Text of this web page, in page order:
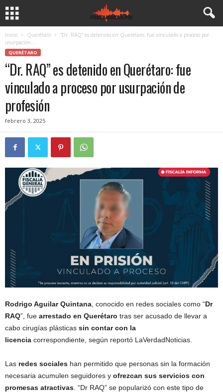
Inicio Querétaro
“Dr. RAQ” es detenido en Querétaro: fue vinculado a proceso por
usurpación...
QUERÉTARO
“Dr. RAQ” es detenido en Querétaro: fue
vinculado a proceso por usurpación de
profesión
febrero 3, 2025
Rodrigo Aguilar Quintana , conocido en redes sociales como “Dr
RAQ”, fue arrestado en Querétaro tras ser acusado de llevar a
cabo cirugías plásticas sin contar con la
licencia correspondiente, según reportó LaVerdadNoticias.
Las redes sociales han permitido que personas sin la formación
necesaria acumulen seguidores y ofrezcan sus servicios con
promesas atractivas . “Dr RAQ” se popularizó con este tipo de